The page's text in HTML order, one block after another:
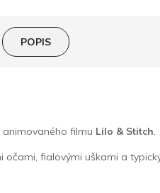
POPIS
filmu Lilo & Stitch.
očami, fialovými uškami a